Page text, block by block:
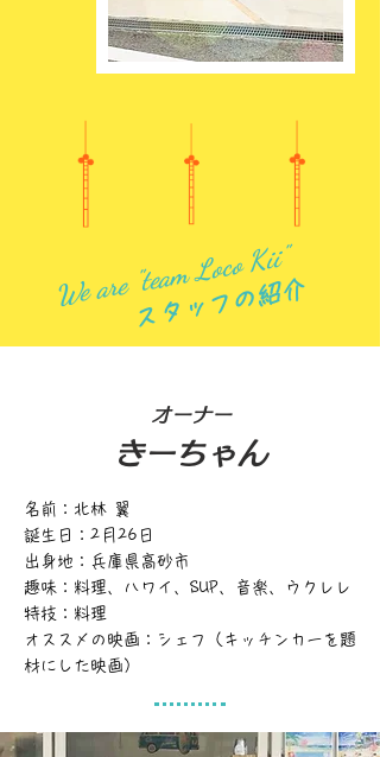
スタッフの紹介
We are "team Loco Kii"
オーナー
きーちゃん
名前：北林 翼
誕生日：2月26日
出身地：兵庫県高砂市
趣味：料理、ハワイ、SUP、音楽、
ウクレレ
特技：料理
​オススメの映画：シェフ（キッチンカーを題
材にした映画）